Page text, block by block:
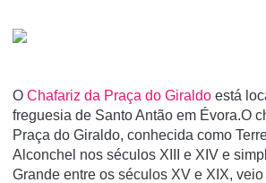
O Chafariz da Praça do Giraldo está
freguesia de Santo Antão em Évora.O
Praça do Giraldo, conhecida como
Alconchel nos séculos XIII e XIV e
Grande entre os séculos XV e XIX,